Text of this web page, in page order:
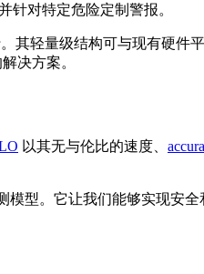
针对特定危险定制警报。
轻量级结构可与现有硬件
决方案。
以其无与伦比的速度、
型。它让我们能够实现安